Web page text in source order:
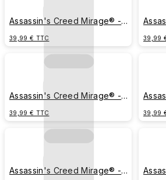
Assassin's Creed Mirage® -
39,99 € TTC 39,99
Assassin's Creed Mirage® -
39,99 € TTC 39,99
Assassin's Creed Mirage® -